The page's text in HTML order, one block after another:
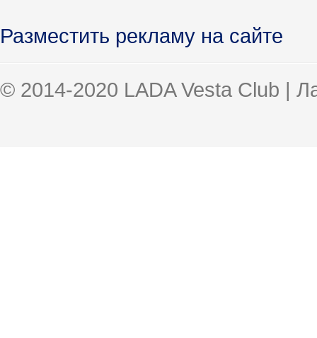
Разместить рекламу на сайте
© 2014-2020 LADA Vesta Club |